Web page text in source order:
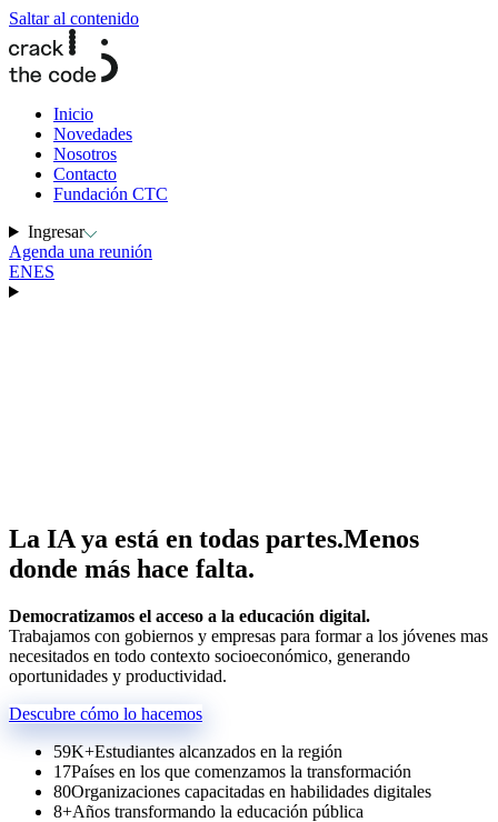
Saltar al contenido
Inicio
Novedades
Nosotros
Contacto
Fundación CTC
Ingresar
Agenda una reunión
ENES
La IA ya está en todas partes.Menos
donde más hace falta.
Democratizamos el acceso a la educación digital.
Trabajamos con gobiernos y empresas para formar a los jóvenes mas
necesitados en todo contexto socioeconómico, generando
oportunidades y productividad.
Descubre cómo lo hacemos
59K+Estudiantes alcanzados en la región
17Países en los que comenzamos la transformación
80Organizaciones capacitadas en habilidades digitales
8+Años transformando la educación pública